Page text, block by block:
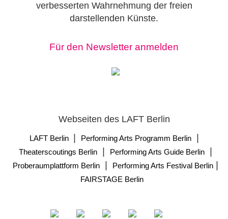
verbesserten Wahrnehmung der freien
darstellenden Künste.
Für den Newsletter anmelden
Webseiten des LAFT Berlin
LAFT Berlin Performing Arts Programm Berlin|
Theaterscoutings Berlin| Performing Arts Guide Berlin|
Proberaumplattform Berlin| Performing Arts Festival Berlin|
FAIRSTAGE Berlin